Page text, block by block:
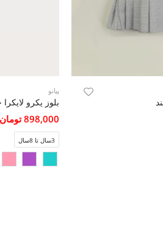
پیانو
898,000 تومان
3سال تا 8سال